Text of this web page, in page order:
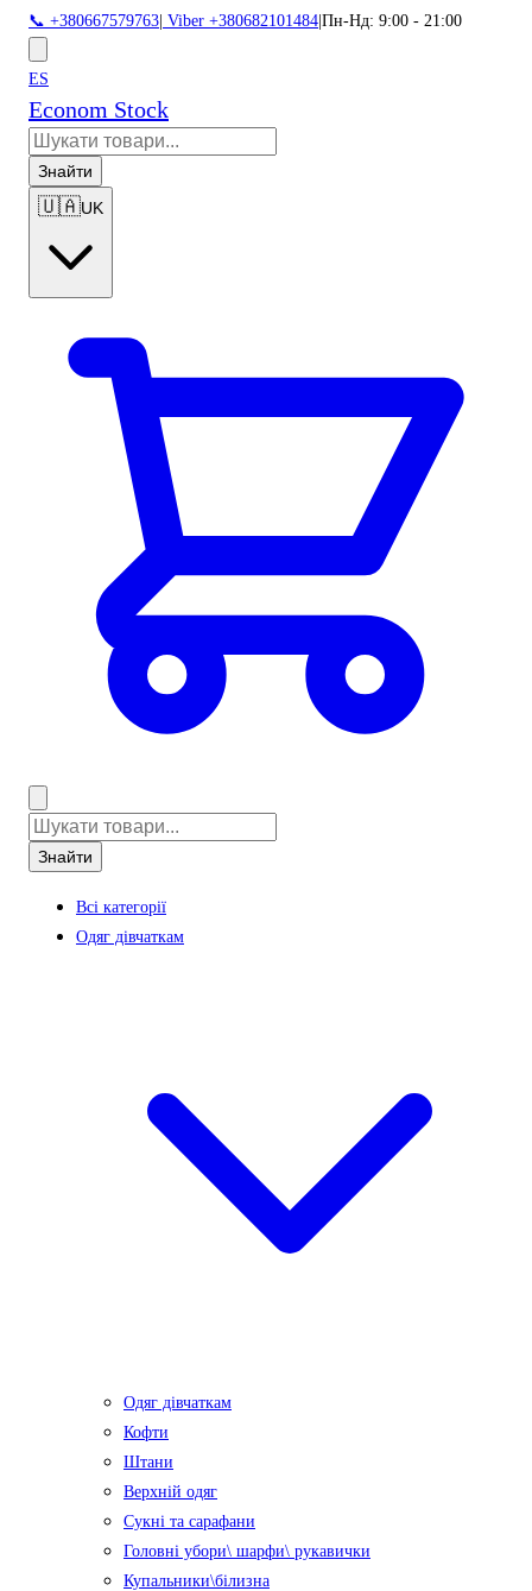
📞 +380667579763 Viber +380682101484 Пн-Нд: 9:00 - 21:00
ES
Econom Stock
Знайти
🇺🇦UK
Знайти
Всі категорії
Одяг дівчаткам
Одяг дівчаткам
Кофти
Штани
Верхній одяг
Сукні та сарафани
Головні убори\ шарфи\ рукавички
Купальники\білизна